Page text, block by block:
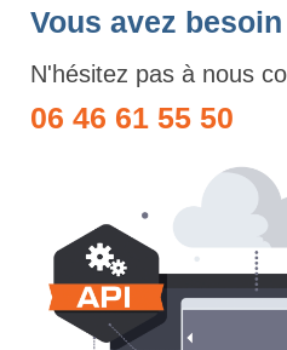
Vous avez
N'hésitez pas à nous
06 46 61 55 50